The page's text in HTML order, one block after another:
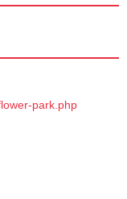
park.php